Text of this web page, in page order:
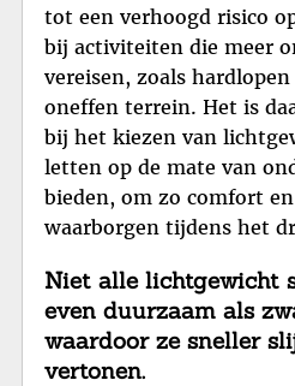
tot een verhoogd risico
bij activiteiten die meer
vereisen, zoals
oneffen terrein. Het is
bij het kiezen van
letten op de mate van
bieden, om zo comfort
waarborgen tijdens het
Niet alle lichtgewicht
even duurzaam als
waardoor ze sneller
vertonen.